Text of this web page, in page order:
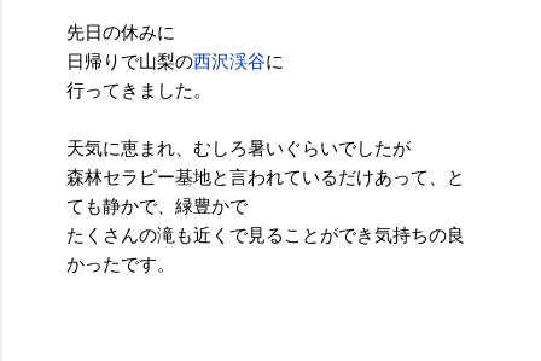
先日の休みに
日帰りで山梨の西沢渓谷に
行ってきました。
天気に恵まれ、むしろ暑いぐらいでしたが
森林セラピー基地と言われているだけあって、と
ても静かで、緑豊かで
たくさんの滝も近くで見ることができ気持ちの良
かったです。